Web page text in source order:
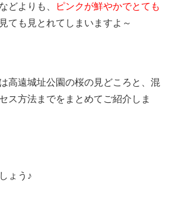
どよりも、
ピンクが鮮やかでとても
ても見とれてしまいますよ～
高遠城址公園の桜の見どころと、混
ス方法までをまとめてご紹介しま
ょう♪